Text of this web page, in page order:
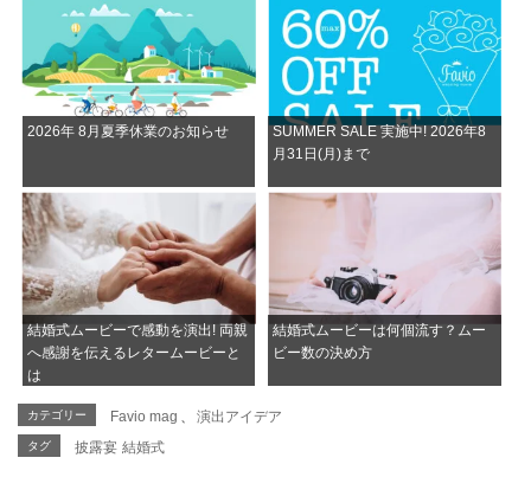
2026年 8月夏季休業のお知らせ
SUMMER SALE 実施中! 2026年8
月31日(月)まで
結婚式ムービーで感動を演出! 両親
へ感謝を伝えるレタームービーと
は
結婚式ムービーは何個流す？ムー
ビー数の決め方
カテゴリー Favio mag 、 演出アイデア
タグ 披露宴 結婚式